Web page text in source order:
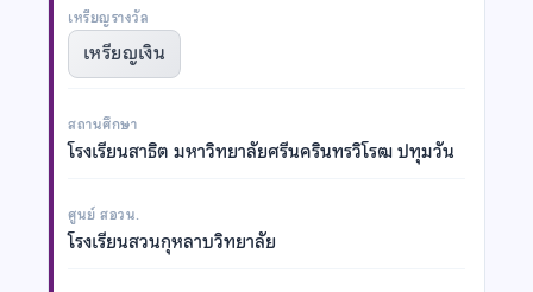
เหรียญรางวัล
เหรียญเงิน
สถานศึกษา
โรงเรียนสาธิต มหาวิทยาลัยศรีนครินทรวิโรฒ ปทุมวัน
ศูนย์ สอวน.
โรงเรียนสวนกุหลาบวิทยาลัย